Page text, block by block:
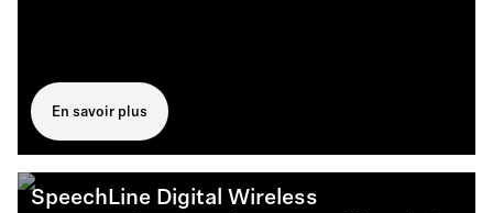
En savoir plus
SpeechLine Digital Wireless